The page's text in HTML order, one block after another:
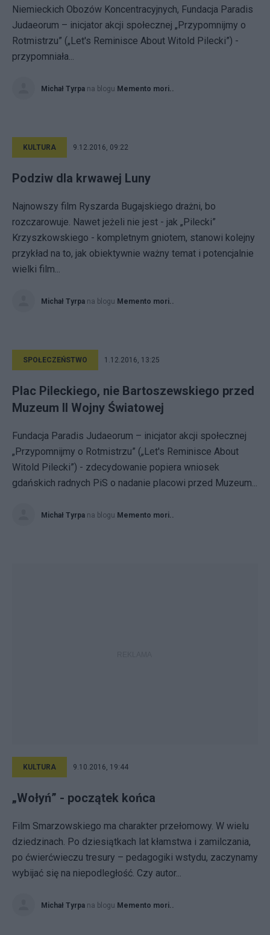
Niemieckich Obozów Koncentracyjnych, Fundacja Paradis
Judaeorum – inicjator akcji społecznej „Przypomnijmy o
Rotmistrzu” („Let's Reminisce About Witold Pilecki”) -
przypomniała...
Michał Tyrpa na blogu Memento mori..
KULTURA 9.12.2016, 09:22
Podziw dla krwawej Luny
Najnowszy film Ryszarda Bugajskiego drażni, bo
rozczarowuje. Nawet jeżeli nie jest - jak „Pilecki”
Krzyszkowskiego - kompletnym gniotem, stanowi kolejny
przykład na to, jak obiektywnie ważny temat i potencjalnie
wielki film...
Michał Tyrpa na blogu Memento mori..
SPOŁECZEŃSTWO 1.12.2016, 13:25
Plac Pileckiego, nie Bartoszewskiego przed
Muzeum II Wojny Światowej
Fundacja Paradis Judaeorum – inicjator akcji społecznej
„Przypomnijmy o Rotmistrzu” („Let's Reminisce About
Witold Pilecki”) - zdecydowanie popiera wniosek
gdańskich radnych PiS o nadanie placowi przed Muzeum...
Michał Tyrpa na blogu Memento mori..
KULTURA 9.10.2016, 19:44
„Wołyń” - początek końca
Film Smarzowskiego ma charakter przełomowy. W wielu
dziedzinach. Po dziesiątkach lat kłamstwa i zamilczania,
po ćwierćwieczu tresury – pedagogiki wstydu, zaczynamy
wybijać się na niepodległość. Czy autor...
Michał Tyrpa na blogu Memento mori..